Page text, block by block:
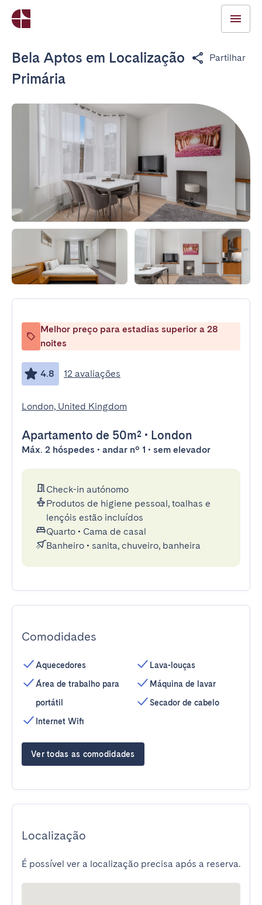
Bela Aptos em Localização
Primária
Partilhar
Melhor preço para estadias superior a 28
noites
4.8 12 avaliações
London, United Kingdom
Apartamento de 50m² • London
Máx. 2 hóspedes • andar nº 1 • sem elevador
Check-in autónomo
Produtos de higiene pessoal, toalhas e
lençóis estão incluídos
Quarto • Cama de casal
Banheiro • sanita, chuveiro, banheira
Comodidades
Aquecedores
Área de trabalho para
portátil
Internet Wifi
Lava-louças
Máquina de lavar
Secador de cabelo
Ver todas as comodidades
Localização
É possível ver a localização precisa após a reserva.